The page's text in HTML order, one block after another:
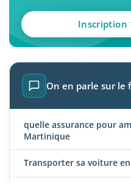
Inscription
On en parle sur
quelle assurance pour
Martinique
Transporter sa voiture